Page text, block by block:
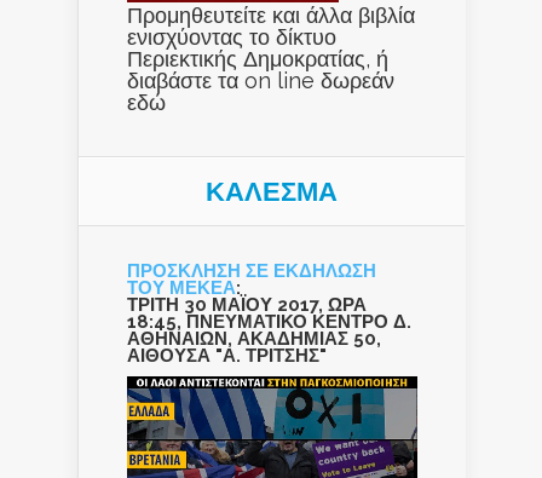
Προμηθευτείτε και άλλα βιβλία
ενισχύοντας το δίκτυο
Περιεκτικής Δημοκρατίας, ή
διαβάστε τα on line δωρεάν
εδώ
ΚΑΛΕΣΜΑ
ΠΡΟΣΚΛΗΣΗ ΣΕ ΕΚΔΗΛΩΣΗ
ΤΟΥ ΜΕΚΕΑ:
ΤΡΙΤΗ 30 ΜΑΪΟΥ 2017, ΩΡΑ
18:45, ΠΝΕΥΜΑΤΙΚΟ ΚΕΝΤΡΟ Δ.
ΑΘΗΝΑΙΩΝ, ΑΚΑΔΗΜΙΑΣ 50,
ΑΙΘΟΥΣΑ "Α. ΤΡΙΤΣΗΣ"